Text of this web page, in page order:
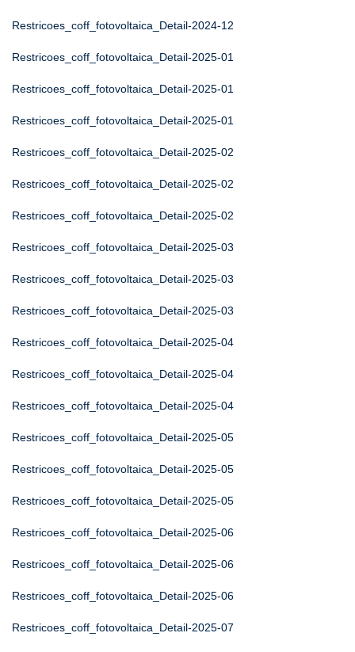
Restricoes_coff_fotovoltaica_Detail-2024-12
Restricoes_coff_fotovoltaica_Detail-2025-01
Restricoes_coff_fotovoltaica_Detail-2025-01
Restricoes_coff_fotovoltaica_Detail-2025-01
Restricoes_coff_fotovoltaica_Detail-2025-02
Restricoes_coff_fotovoltaica_Detail-2025-02
Restricoes_coff_fotovoltaica_Detail-2025-02
Restricoes_coff_fotovoltaica_Detail-2025-03
Restricoes_coff_fotovoltaica_Detail-2025-03
Restricoes_coff_fotovoltaica_Detail-2025-03
Restricoes_coff_fotovoltaica_Detail-2025-04
Restricoes_coff_fotovoltaica_Detail-2025-04
Restricoes_coff_fotovoltaica_Detail-2025-04
Restricoes_coff_fotovoltaica_Detail-2025-05
Restricoes_coff_fotovoltaica_Detail-2025-05
Restricoes_coff_fotovoltaica_Detail-2025-05
Restricoes_coff_fotovoltaica_Detail-2025-06
Restricoes_coff_fotovoltaica_Detail-2025-06
Restricoes_coff_fotovoltaica_Detail-2025-06
Restricoes_coff_fotovoltaica_Detail-2025-07